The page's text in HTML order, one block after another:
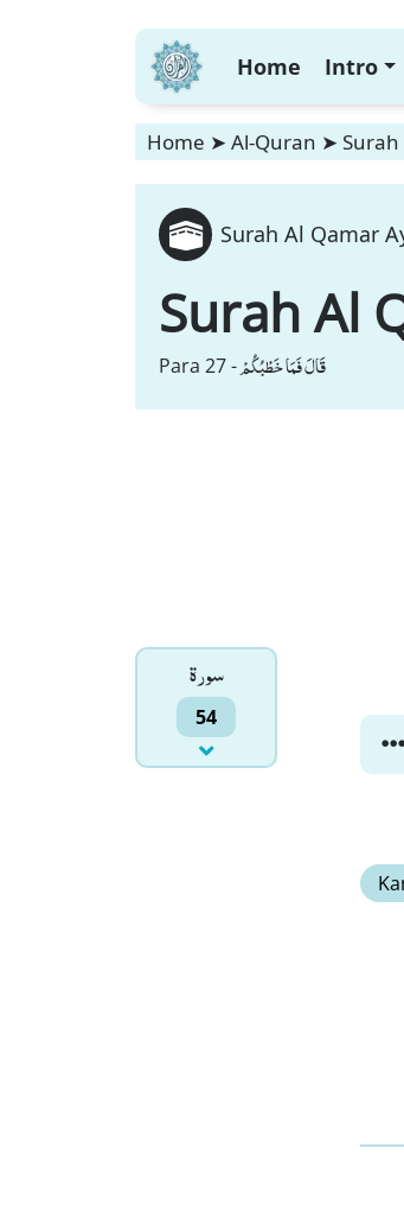
Home Intro
Home ➤ Al-Quran ➤ Surah
Surah Al Qamar
Surah Al
Para 27 -قَالَ فَمَا خَطْبُكُمْ
سورۃ
54